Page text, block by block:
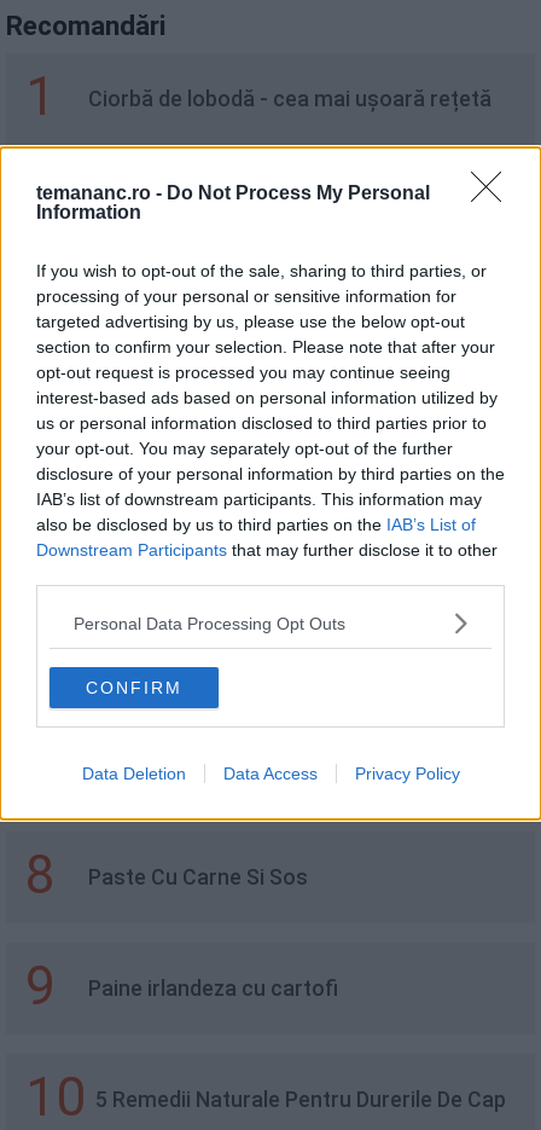
temananc.ro - Do Not Process My Personal
Information
If you wish to opt-out of the sale, sharing to third parties, or
processing of your personal or sensitive information for
targeted advertising by us, please use the below opt-out
section to confirm your selection. Please note that after your
opt-out request is processed you may continue seeing
interest-based ads based on personal information utilized by
us or personal information disclosed to third parties prior to
your opt-out. You may separately opt-out of the further
disclosure of your personal information by third parties on the
IAB’s list of downstream participants. This information may
also be disclosed by us to third parties on the IAB’s List of
Downstream Participants that may further disclose it to other
Personal Data Processing Opt Outs
CONFIRM
Data Deletion Data Access Privacy Policy
Recomandări
1 Ciorbă de lobodă - cea mai ușoară rețetă
2 Salata Panzanella Cu Ciuperci
3 Prajitura cu ciocolata alba si zmeura
4 Mâncare de varză cu ciuperci
5 Brioșe cu ovăz, mere și scorțișoară
6 Tocăniță de porc cu macaroane
Chec cu cremă de brânză și ciocolată
8 Paste Cu Carne Si Sos
9 Paine irlandeza cu cartofi
10 5 Remedii Naturale Pentru Durerile De Cap